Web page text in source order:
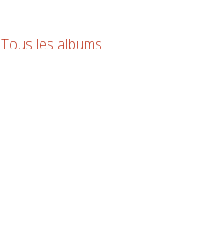
Tous les albums